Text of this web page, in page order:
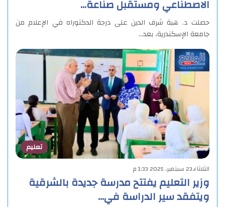
الاصطناعي ومستقبل صناعة…
حصلت د. هبة شرف الدين على درجة الدكتوراه في الإعلام من
جامعة الإسكندرية، بعد…
تعليم
الثلاثاء,23 سبتمبر, 2025 1:33 م
وزير التعليم يفتتح مدرسة جديدة بالشرقية
ويتفقد سير الدراسة في…